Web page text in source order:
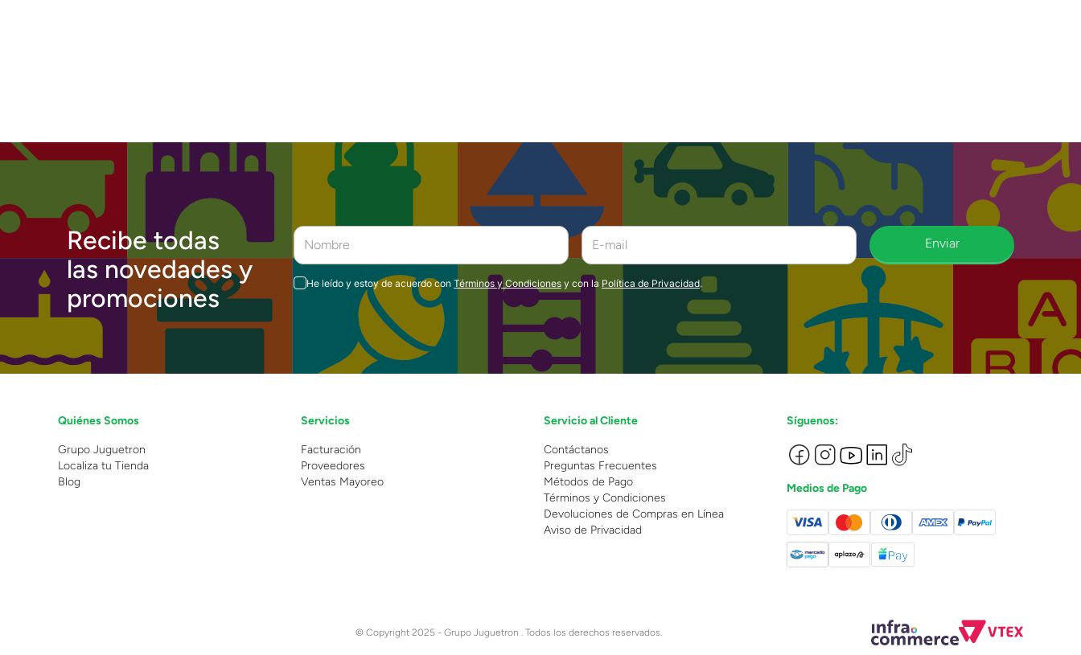
Recibe todas
las novedades y
promociones
Enviar
He leído y estoy de acuerdo con Términos y Condiciones y con la Política de Privacidad.
Quiénes Somos
Grupo Juguetron
Localiza tu Tienda
Blog
Servicios
Facturación
Proveedores
Ventas Mayoreo
Servicio al Cliente
Contáctanos
Preguntas Frecuentes
Métodos de Pago
Términos y Condiciones
Devoluciones de Compras en Línea
Aviso de Privacidad
Síguenos:
Medios de Pago
© Copyright 2025 - Grupo Juguetron . Todos los derechos reservados.